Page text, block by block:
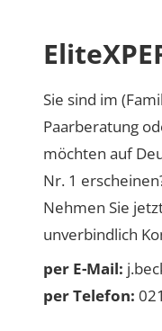
Sie sind im
Paarberatung
möchten auf
Nr. 1
Nehmen Sie
unverbindlich
per E-Mail:
per Telefon: